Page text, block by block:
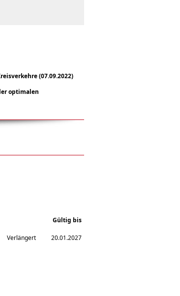
(07.09.2022)
optimalen
Gültig bis
Verlängert 20.01.2027